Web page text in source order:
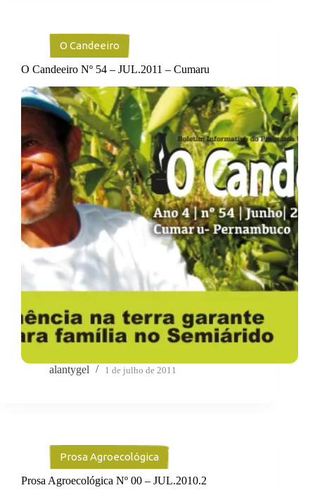
O Candeeiro
O Candeeiro Nº 54 – JUL.2011 – Cumaru
alantygel 1 de julho de 2011
Prosa Agroecológica
Prosa Agroecológica Nº 00 – JUL.2010.2